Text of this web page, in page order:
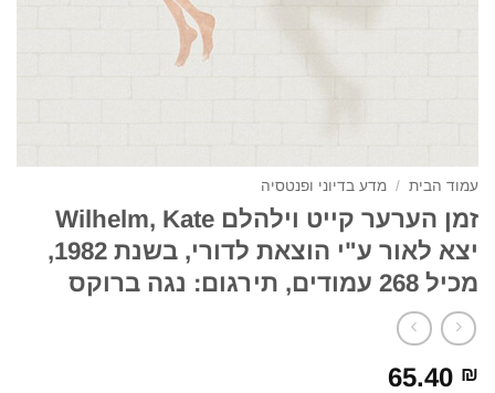
עמוד הבית / מדע בדיוני ופנטסיה
זמן הערער קייט וילהלם Wilhelm, Kate
יצא לאור ע"י הוצאת לדורי, בשנת 1982,
מכיל 268 עמודים, תירגום: נגה ברוקס
65.40 ₪